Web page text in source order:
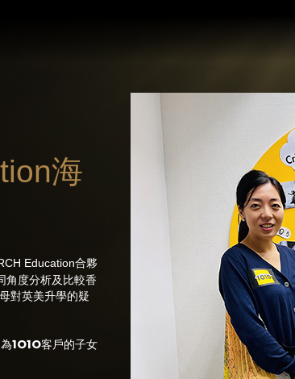
海
Education合夥
角度分析及比較香
對英美升學的疑
1O1O客戶的子女